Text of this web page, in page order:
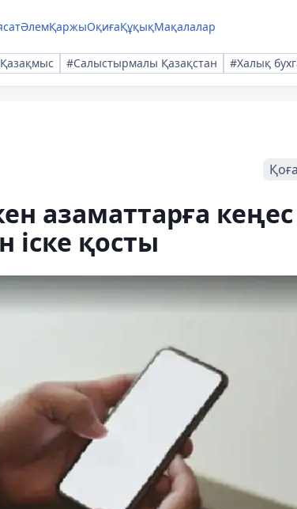
ӘлемҚаржыОқиғаҚұқықМақалалар
#Салыстырмалы Қазақстан #Халық
азаматтарға кеңес
іске қосты